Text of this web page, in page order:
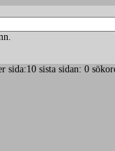
sista sidan: 0